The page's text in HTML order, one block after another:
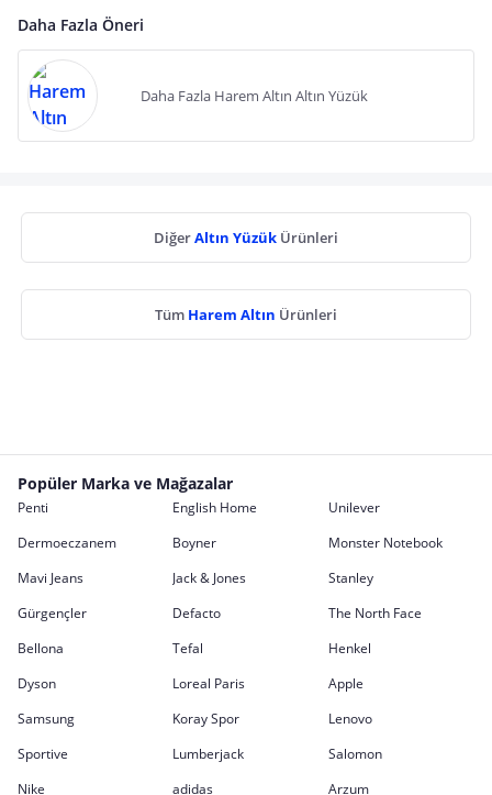
Daha Fazla Öneri
Daha Fazla Harem Altın Altın Yüzük
DiğerAltın Yüzük Ürünleri
Tüm Harem Altın Ürünleri
Popüler Marka ve Mağazalar
Penti English Home
Unilever
Dermoeczanem
Boyner
Monster Notebook
Mavi Jeans
Jack & Jones
Stanley
Gürgençler
Defacto
The North Face
Bellona
Tefal
Henkel
Dyson
Loreal Paris
Apple
Samsung
Koray Spor
Lenovo
Sportive
Lumberjack
Salomon
Nike
adidas Arzum